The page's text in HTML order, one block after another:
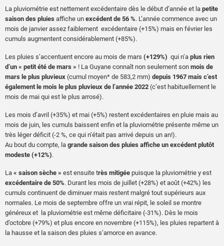
La pluviométrie est nettement excédentaire dès le début d’année et la petite
saison des pluies affiche un excédent de 56 %. L’année commence avec un
mois de janvier assez faiblement excédentaire (+15%) mais en février les
cumuls augmentent considérablement (+85%).
Les pluies s’accentuent encore au mois de mars (+129%) qui n’a plus rien
d’un « petit été de mars » ! La Guyane connaît non seulement son mois de
mars le plus pluvieux (cumul moyen* de 583,2 mm) depuis 1967 mais c’est
également le mois le plus pluvieux de l’année 2022 (c’est habituellement le
mois de mai qui est le plus arrosé).
Les mois d’avril (+35%) et mai (+5%) restent excédentaires en pluie mais au
mois de juin, les cumuls baissent enfin et la pluviométrie présente même un
très léger déficit (-2 %, ce qui n’était pas arrivé depuis un an!).
Au bout du compte, la grande saison des pluies affiche un excédent plutôt
modeste (+12%).
La « saison sèche » est ensuite très mitigée puisque la pluviométrie y est
excédentaire de 50%. Durant les mois de juillet (+28%) et août (+42%) les
cumuls continuent de diminuer mais restent malgré tout supérieurs aux
normales. Le mois de septembre offre un vrai répit, le soleil se montre
généreux et la pluviométrie est même déficitaire (-31%). Dès le mois
d’octobre (+79%) et plus encore en novembre (+115%), les pluies repartent à
la hausse et la saison des pluies s’amorce en avance.